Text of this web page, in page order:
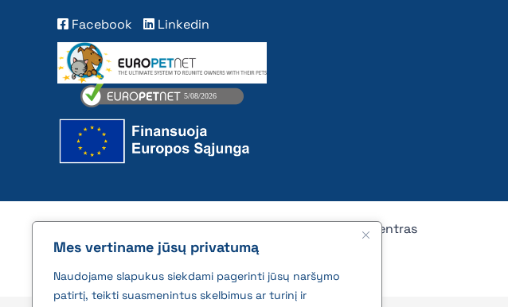
Mes vertiname jūsų privatumą
Naudojame slapukus siekdami pagerinti jūsų naršymo
patirtį, teikti suasmenintus skelbimus ar turinį ir
Facebook
Linkedin
2026 © All rights reserved | VĮ Žemės ūkio duomenų centras